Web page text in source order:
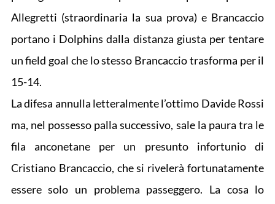
Allegretti (straordinaria la sua prova) e Brancaccio
portano i Dolphins dalla distanza giusta per tentare
un field goal che lo stesso Brancaccio trasforma per il
15-14.
La difesa annulla letteralmente l’ottimo Davide Rossi
ma, nel possesso palla successivo, sale la paura tra le
fila anconetane per un presunto infortunio di
Cristiano Brancaccio, che si rivelerà fortunatamente
essere solo un problema passeggero. La cosa lo